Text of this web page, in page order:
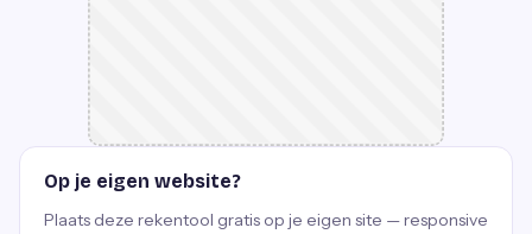
Op je eigen website?
Plaats deze rekentool gratis op je eigen site — responsive